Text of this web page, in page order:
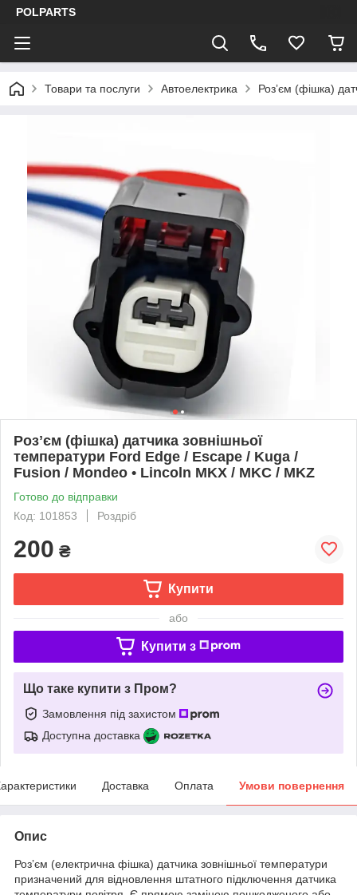
POLPARTS
Товари та послуги Автоелектрика Розʼєм (фішка)
Розʼєм (фішка) датчика зовнішньої
температури Ford Edge / Escape / Kuga /
Fusion / Mondeo • Lincoln MKX / MKC / MKZ
Готово до відправки
Код: 101853
Роздріб
200 ₴
Купити
або
Купити з
Що таке купити з Пром?
Замовлення під захистом
Доступна доставка
Доставка Оплата Умови повернення
Опис
Розʼєм (електрична фішка) датчика зовнішньої температури
призначений для відновлення штатного підключення датчика